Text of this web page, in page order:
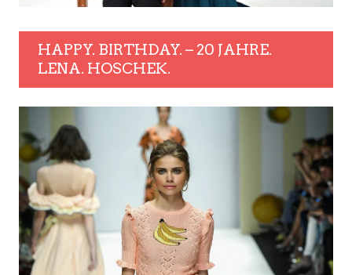
HAPPY. BIRTHDAY. – 20 JAHRE.
LENA. HOSCHEK.